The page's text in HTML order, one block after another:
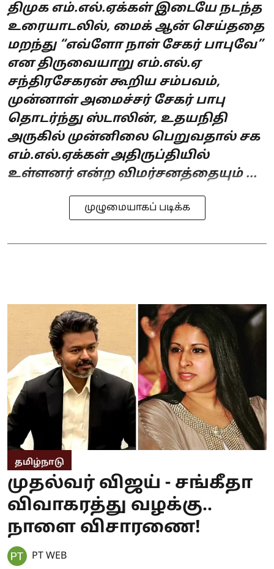
திமுக எம்.எல்.ஏக்கள் இடையே நடந்த
உரையாடலில், மைக் ஆன் செய்ததை
மறந்து “எவ்ளோ நாள் சேகர் பாபுவே”
என திருவையாறு எம்.எல்.ஏ
சந்திரசேகரன் கூறிய சம்பவம்,
முன்னாள் அமைச்சர் சேகர் பாபு
தொடர்ந்து ஸ்டாலின், உதயநிதி
அருகில் முன்னிலை பெறுவதால் சக
எம்.எல்.ஏக்கள் அதிருப்தியில்
உள்ளனர் என்ற விமர்சனத்தையும் ...
முழுமையாகப் படிக்க
தமிழ்நாடு
முதல்வர் விஜய் - சங்கீதா
விவாகரத்து வழக்கு..
நாளை விசாரணை!
PT WEB